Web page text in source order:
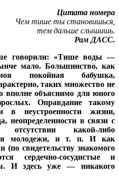
Цитата номера
Чем тише ты становишься,
тем дальше слышишь.
Рам ДАСС.
говорили: «Тише воды —
мало. Большинство, как
покойная бабушка,
таких множество не
вполне объяснимо для юного
Оправдание такому
в неустроенности жизни,
неопределенности в связи с
отсутствии какой-либо
молодежи, и т. п. И как
свидетельству знакомого
сердечно-сосудистые и
И здесь уже — никакого